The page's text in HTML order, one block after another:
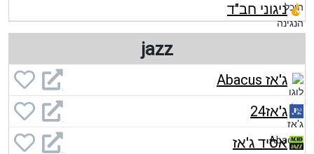
ניגוני חב"ד
jazz
ג'אז Abacus
ג'אז24
אסיד ג'אז